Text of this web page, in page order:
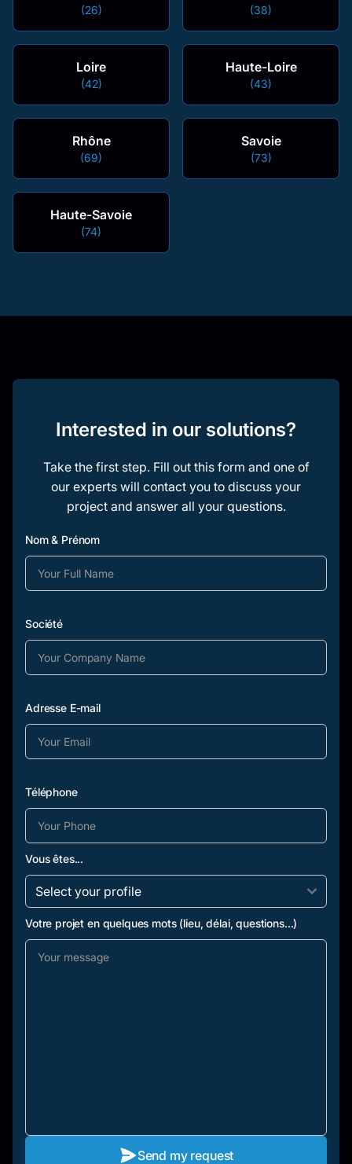
(26) (38)
Loire
(42)
Haute-Loire
(43)
Rhône
(69)
Savoie
(73)
Haute-Savoie
(74)
Interested in our solutions?
Take the first step. Fill out this form and one of
our experts will contact you to discuss your
project and answer all your questions.
Nom & Prénom
Société
Adresse E-mail
Téléphone
Vous êtes...
Votre projet en quelques mots (lieu, délai, questions...)
Send my request